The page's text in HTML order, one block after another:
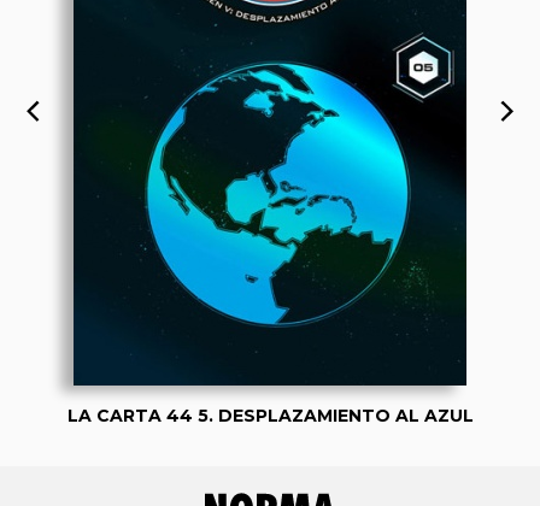
LA CARTA 44 5. DESPLAZAMIENTO AL AZUL